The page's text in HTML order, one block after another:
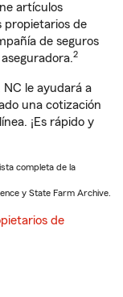
artículos
propietarios de
de seguros
2
NC le ayudará a
una cotización
¡Es rápido y
completa de la
y State Farm Archive.
de